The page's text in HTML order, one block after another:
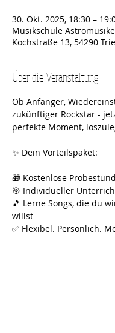
30. Okt. 2025, 18:30 –
Musikschule
Kochstraße 13, 54290
Über die Veranstaltung
Ob Anfänger,
zukünftiger Rockstar -
perfekte Moment,
✨ Dein Vorteilspaket:
🎁 Kostenlose
🎯 Individueller
🎵 Lerne Songs, die du
willst
✅ Flexibel. Persönlich.